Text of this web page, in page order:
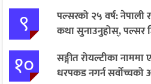
९
पल्सरको २५ वर्ष:
कथा सुनाउनुहोस्, पल्सर
१०
सङ्गीत रोयल्टीका नाममा
धरपकड नगर्न